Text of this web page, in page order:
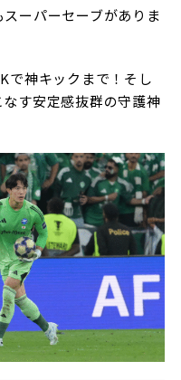
ーパーセーブがありま
で神キックまで！そし
す安定感抜群の守護神